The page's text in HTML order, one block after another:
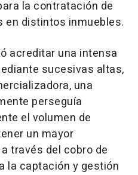
la contratación de
distintos inmuebles.
acreditar una intensa
sucesivas altas,
una
perseguía
el volumen de
un mayor
través del cobro de
la captación y gestión